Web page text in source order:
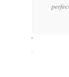
Stoner
Manager